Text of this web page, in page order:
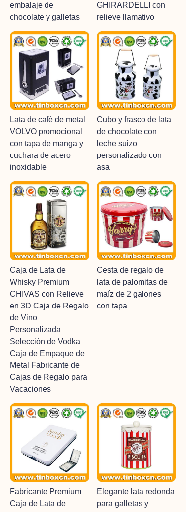
embalaje de
chocolate y galletas
GHIRARDELLI con
relieve llamativo
Lata de café de metal
VOLVO promocional
con tapa de manga y
cuchara de acero
inoxidable
Cubo y frasco de lata
de chocolate con
leche suizo
personalizado con
asa
Caja de Lata de
Whisky Premium
CHIVAS con Relieve
en 3D Caja de Regalo
de Vino
Personalizada
Selección de Vodka
Caja de Empaque de
Metal Fabricante de
Cajas de Regalo para
Vacaciones
Cesta de regalo de
lata de palomitas de
maíz de 2 galones
con tapa
Fabricante Premium
Caja de Lata de
Elegante lata redonda
para galletas y